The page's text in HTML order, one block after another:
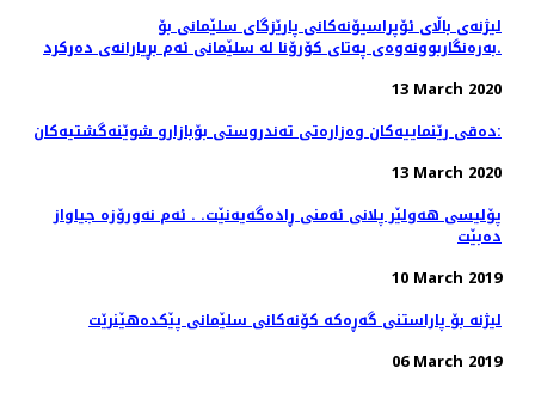
لیژنەی باڵای ئۆپراسیۆنەكانی پارێزگای سلێمانی بۆ
بەرەنگاربوونەوەی پەتای كۆرۆنا لە سلێمانی ئەم بڕیارانەی دەرکرد.
13 March 2020
دەقی رێنماییەكان وەزارەتی تەندروستی بۆبازارو شوێنەگشتیەکان:
13 March 2020
پۆلیسی هەولێر پلانی ئەمنی ڕادەگەیەنێت. . ئەم نەورۆزە جیاواز
دەبێت
10 March 2019
لیژنە بۆ پاراستنی گەڕەكە كۆنەكانی سلێمانی پێكدەهێنرێت
06 March 2019